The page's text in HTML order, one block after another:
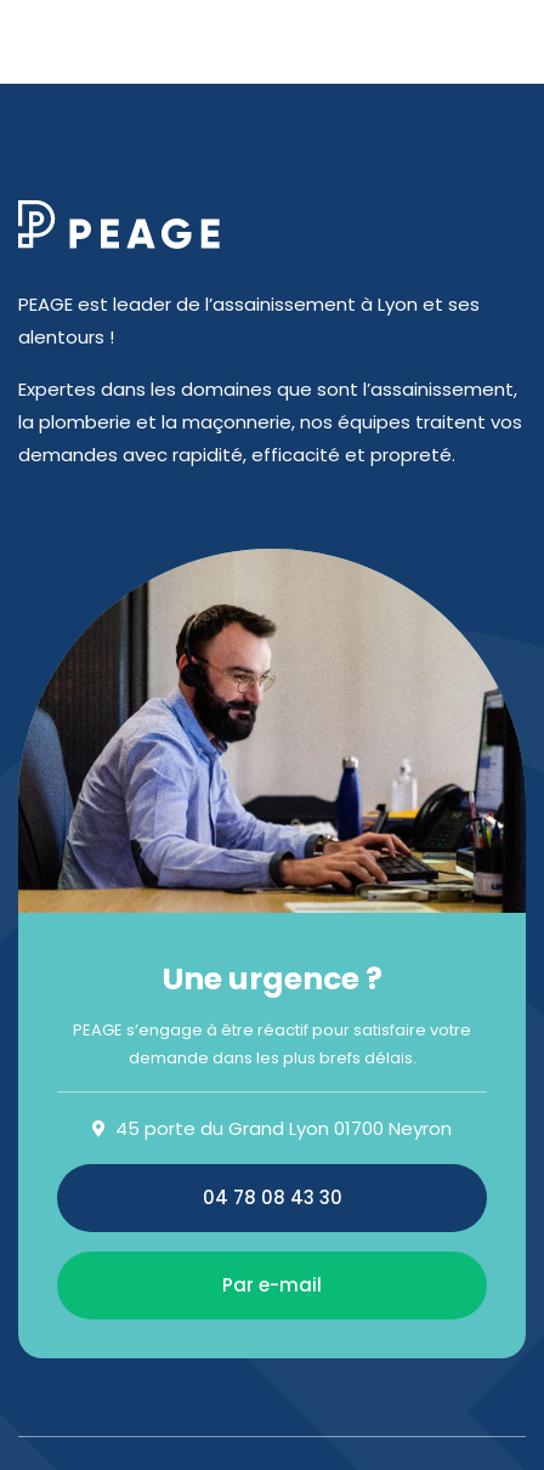
PEAGE est leader de l’assainissement à Lyon et ses
alentours !
Expertes dans les domaines que sont l’assainissement,
la plomberie et la maçonnerie, nos équipes traitent vos
demandes avec rapidité, efficacité et propreté.
Une urgence ?
PEAGE s’engage à être réactif pour satisfaire votre
demande dans les plus brefs délais.
45 porte du Grand Lyon 01700 Neyron
04 78 08 43 30
Par e-mail